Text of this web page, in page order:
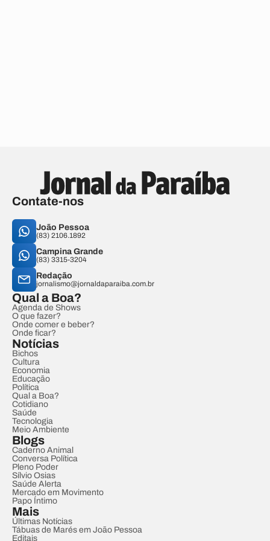
Contate-nos
João Pessoa
(83) 2106.1892
Campina Grande
(83) 3315-3204
Redação
jornalismo@jornaldaparaiba.com.br
Qual a Boa?
Agenda de Shows
O que fazer?
Onde comer e beber?
Onde ficar?
Notícias
Bichos
Cultura
Economia
Educação
Política
Qual a Boa?
Cotidiano
Saúde
Tecnologia
Meio Ambiente
Blogs
Caderno Animal
Conversa Política
Pleno Poder
Sílvio Osias
Saúde Alerta
Mercado em Movimento
Papo Íntimo
Mais
Últimas Notícias
Tábuas de Marés em João Pessoa
Editais